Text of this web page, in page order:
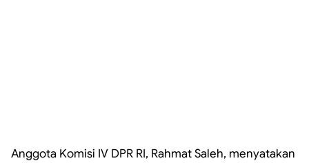
Anggota Komisi IV DPR RI, Rahmat Saleh, menyatakan